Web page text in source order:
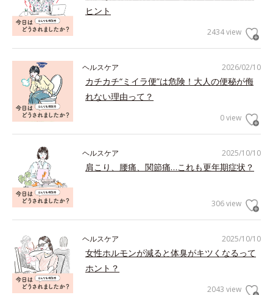
ヒント
2434 view
2026/02/10
ヘルスケア
カチカチ“ミイラ便”は危険！大人の便秘が侮
れない理由って？
0 view
2025/10/10
ヘルスケア
肩こり、腰痛、関節痛…これも更年期症状？
306 view
2025/10/10
ヘルスケア
女性ホルモンが減ると体臭がキツくなるって
ホント？
2043 view